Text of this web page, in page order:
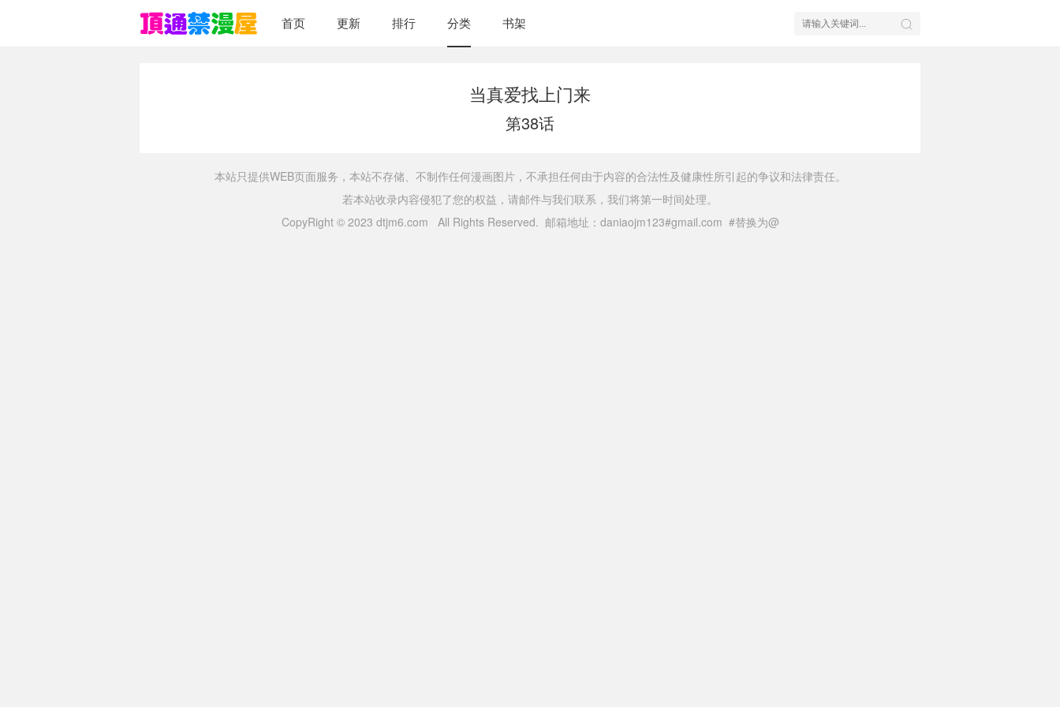
首页 更新 排行 分类 书架
当真爱找上门来
第38话
本站只提供WEB页面服务，本站不存储、不制作任何漫画图片，不承担任何由于内容的合法性及健康性所引起的争议和法律责任。
若本站收录内容侵犯了您的权益，请邮件与我们联系，我们将第一时间处理。
CopyRight © 2023 dtjm6.com All Rights Reserved. 邮箱地址：daniaojm123#gmail.com #替换为@